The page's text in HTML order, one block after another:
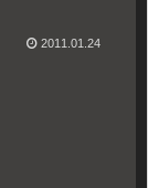
2011.01.24